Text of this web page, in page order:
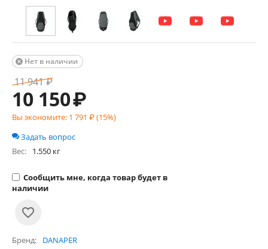
Нет в наличии

11 941₽
10 150₽
Вы экономите: 1 791 ₽ (15%)
Задать вопрос
Вес:
1.550 кг
Сообщить мне, когда товар будет в
наличии
Бренд DANAPER